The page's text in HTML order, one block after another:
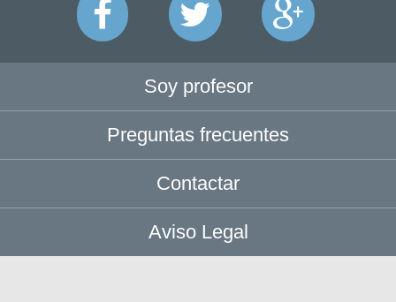
Soy profesor
Preguntas frecuentes
Contactar
Aviso Legal